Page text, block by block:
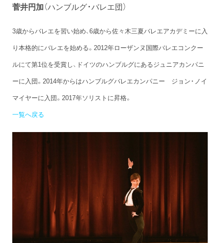
菅井円加（ハンブルグ・バレエ団）
3歳からバレエを習い始め、6歳から佐々木三夏バレエアカデミーに入
り本格的にバレエを始める。2012年ローザンヌ国際バレエコンクー
ルにて第1位を受賞し、ドイツのハンブルグにあるジュニアカンパニ
ーに入団。2014年からはハンブルグバレエカンパニー ジョン・ノイ
マイヤーに入団。2017年ソリストに昇格。
一覧へ戻る